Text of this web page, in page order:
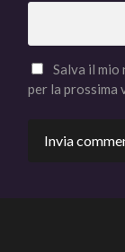
Salva il mio
per la prossima